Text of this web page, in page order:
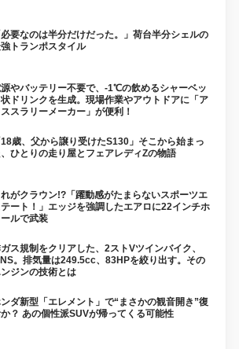
必要なのは半分だけだった。」荷台半分シェルの
トランポスタイル
源やバッテリー不要で、-1℃の飲めるシャーベッ
状ドリンクを生成。現場作業やアウトドアに「ア
スラリーメーカー」が便利！
18歳、父から譲り受けたS130」そこから始まっ
ひとりの走り屋とフェアレディZの物語
がクラウン!?「躍動感がたまらないスポーツエ
ート！」エッジを強調したエアロに22インチホ
ルで武装
ス規制をクリアした、2ストVツインバイク、
。排気量は249.5cc、83HPを絞り出す。その
ジンの技術とは
ダ新型「エレメント」で“まさかの観音開き”復
？ あの個性派SUVが帰ってくる可能性